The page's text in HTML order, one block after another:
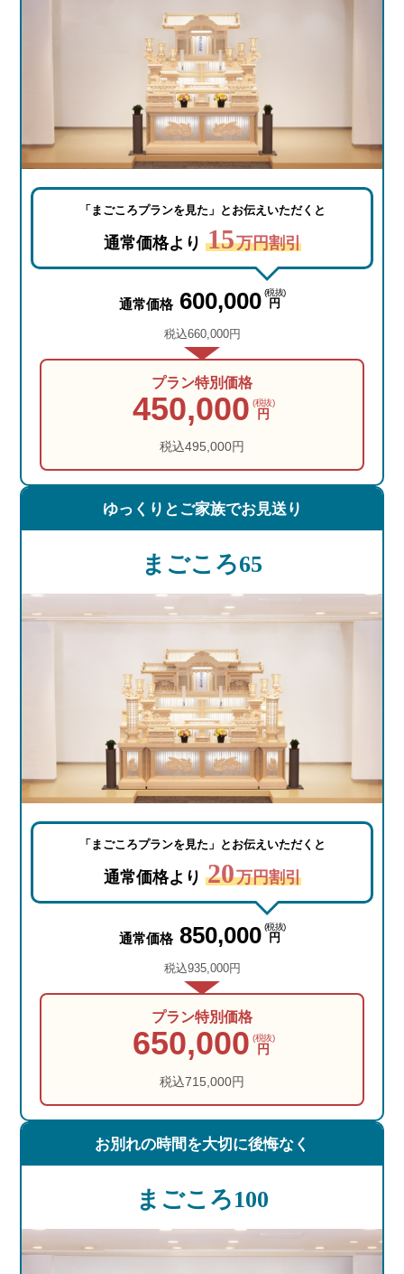
「まごころプランを見た」 とお伝えいただくと
通常価格より 15万円割引
通常価格 600,000 円
(税抜)
税込660,000円
プラン特別価格
450,000 円
(税抜)
税込495,000円
ゆっくりと ご家族でお見送り
まごころ65
「まごころプランを見た」 とお伝えいただくと
通常価格より 20万円割引
通常価格 850,000 円
(税抜)
税込935,000円
プラン特別価格
650,000 円
(税抜)
税込715,000円
お別れの時間を大切に後悔なく
まごころ100